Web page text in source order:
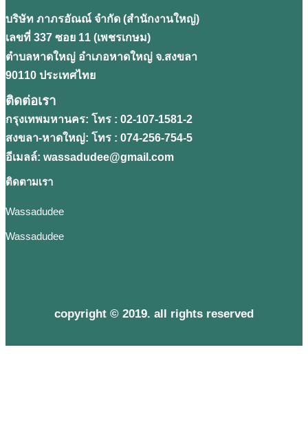
บริษัท ภาภรอัณณ์ จํากัด (สํานักงานใหญ่)
เลขที่ 337 ซอย 11 (เพชรเกษม)
ตำบลหาดใหญ่ อำเภอหาดใหญ่ จ.สงขลา
90110 ประเทศไทย
ติดต่อเรา
กรุงเทพมหานคร: โทร : 02-107-1581-2
สงขลา-หาดใหญ่: โทร : 074-256-754-5
อีเมลล์: wassadudee@gmail.com
ติดตามเรา
Wassadudee
Wassadudee
copyright © 2019. all rights reserved